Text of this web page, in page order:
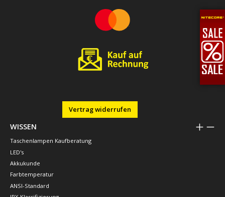
Vertrag widerrufen
WISSEN
Taschenlampen Kaufberatung
LED's
Akkukunde
Farbtemperatur
ANSI-Standard